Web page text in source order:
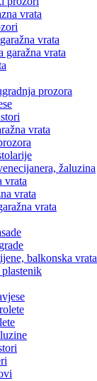
vrata
vrata
garažna vrata
prozora
vrata
žaluzina
vrata
vrata
vrata
balkonska vrata